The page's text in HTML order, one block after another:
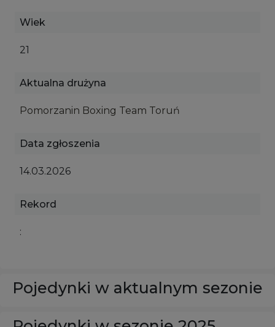
Wiek
21
Aktualna drużyna
Pomorzanin Boxing Team Toruń
Data zgłoszenia
14.03.2026
Rekord
:
Pojedynki w aktualnym sezonie